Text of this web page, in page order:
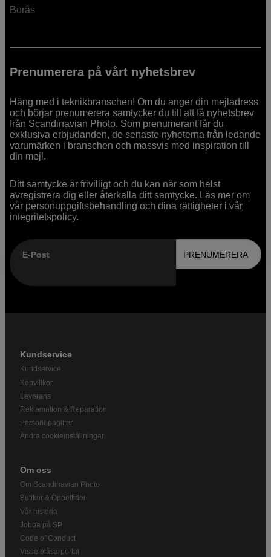
Borås
Prenumerera på vårt nyhetsbrev
Häng med i teknikbranschen! Om du anger din mejladress
och börjar prenumerera samtycker du till att få nyhetsbrev
från Scandinavian Photo. Som prenumerant får du
exklusiva erbjudanden, de senaste nyheterna från ledande
varumärken i branschen och massvis med inspiration till
din mejl.
Ditt samtycke är frivilligt och du kan när som helst
avregistrera dig eller återkalla ditt samtycke. Läs mer om
vår personuppgiftsbehandling och dina rättigheter ivår
integritetspolicy.
E-Post PRENUMERERA
Kundservice
Kundservice
Köpvillkor
Leverans
Reklamation & Reparation
Personuppgifter
Ändra cookieinställningar
Om oss
Om Scandinavian Photo
Butiker & Öppettider
Vår historia
Jobba på SP
Code of Conduct
Visselblåsarportal